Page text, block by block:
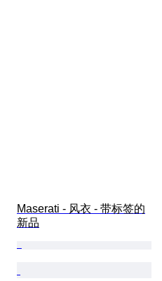
Maserati - 风衣 - 带标签的
新品